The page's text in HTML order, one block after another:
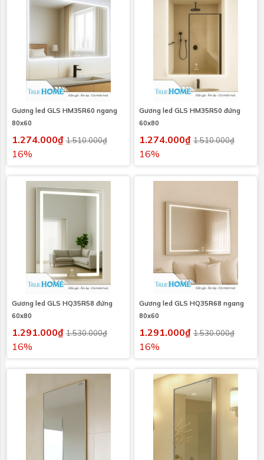
Gương led GLS HM35R60 ngang
80x60
1.274.000₫ 1.510.000₫
16%
Gương led GLS HM35R50 đứng
60x80
1.274.000₫ 1.510.000₫
16%
Gương led GLS HQ35R58 đứng
60x80
1.291.000₫ 1.530.000₫
16%
Gương led GLS HQ35R68 ngang
80x60
1.291.000₫ 1.530.000₫
16%